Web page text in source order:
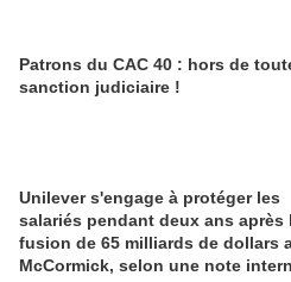
Patrons du CAC 40 : hors de
sanction judiciaire !
Unilever s'engage à protéger les
salariés pendant deux ans après
fusion de 65 milliards de dollars
McCormick, selon une note